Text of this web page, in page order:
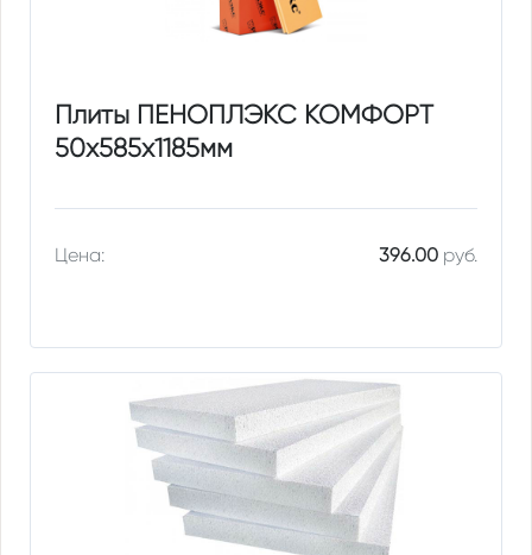
Плиты ПЕНОПЛЭКС КОМФОРТ
50х585х1185мм
Цена: 396.00руб.